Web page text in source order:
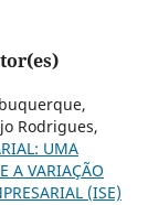
Rodrigues,
UMA
A VARIAÇÃO
(ISE)